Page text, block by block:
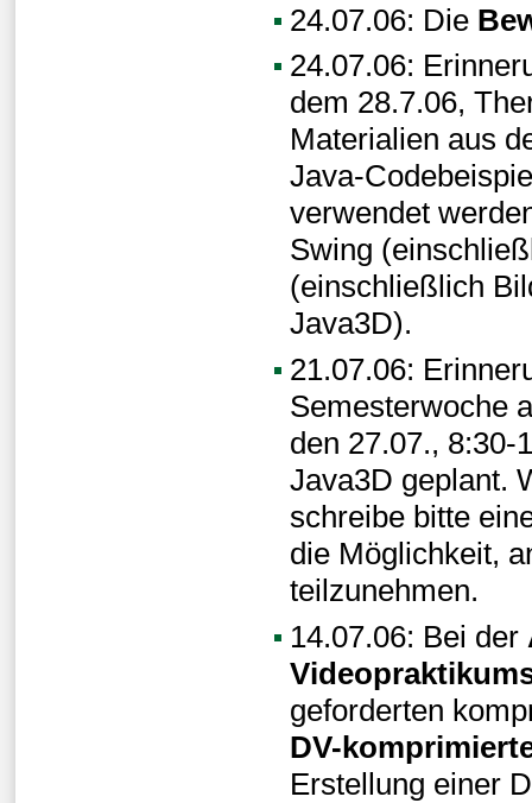
24.07.06: Die
24.07.06:
dem 28.7.06,
Materialien aus
Java-
verwendet
Swing
(einschließlich
Java3D).
21.07.06:
Semesterwoche
den 27.07., 8:30-
Java3D geplant.
schreibe bitte
die Möglichkeit,
teilzunehmen.
14.07.06: Bei der
geforderten
DV-
Erstellung einer